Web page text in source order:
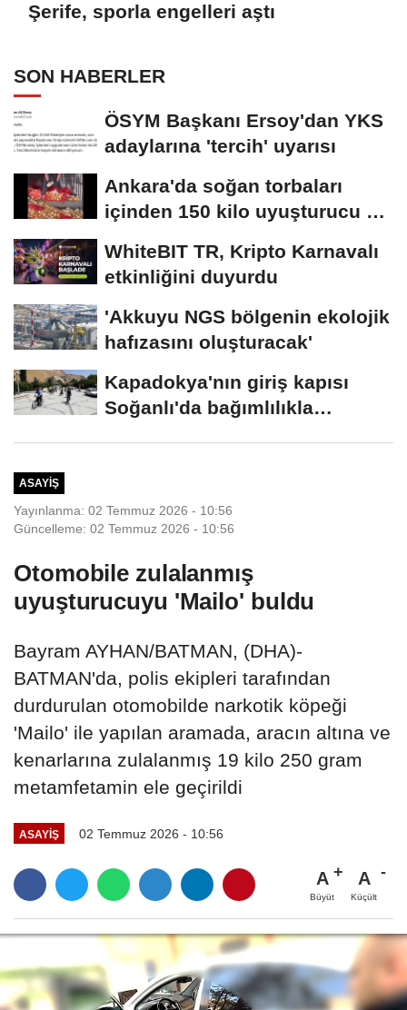
Şerife, sporla engelleri aştı
SON HABERLER
ÖSYM Başkanı Ersoy'dan YKS
adaylarına 'tercih' uyarısı
Ankara'da soğan torbaları
içinden 150 kilo uyuşturucu ele
WhiteBIT TR, Kripto Karnavalı
etkinliğini duyurdu
'Akkuyu NGS bölgenin ekolojik
hafızasını oluşturacak'
Kapadokya'nın giriş kapısı
Soğanlı'da bağımlılıkla
ASAYIŞ
Yayınlanma: 02 Temmuz 2026 - 10:56
Güncelleme: 02 Temmuz 2026 - 10:56
Otomobile zulalanmış
uyuşturucuyu 'Mailo' buldu
Bayram AYHAN/BATMAN, (DHA)-
BATMAN'da, polis ekipleri tarafından
durdurulan otomobilde narkotik köpeği
'Mailo' ile yapılan aramada, aracın altına ve
kenarlarına zulalanmış 19 kilo 250 gram
metamfetamin ele geçirildi
ASAYIŞ 02 Temmuz 2026 - 10:56
A
Büyüt
A
Küçült